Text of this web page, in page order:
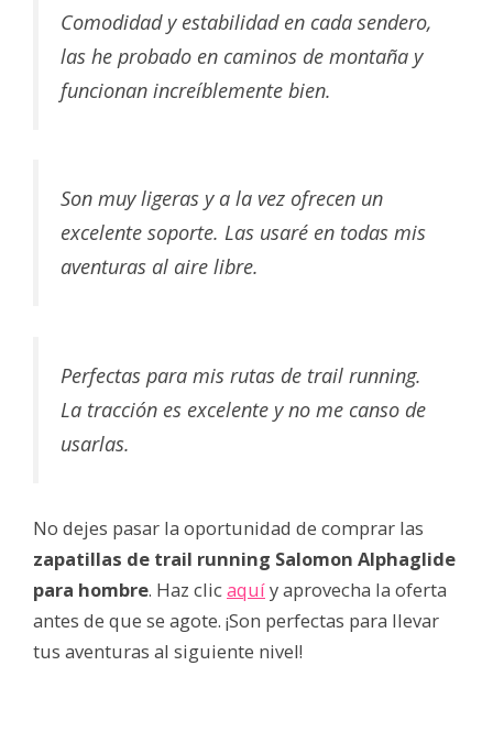
Comodidad y estabilidad en cada sendero,
las he probado en caminos de montaña y
funcionan increíblemente bien.
Son muy ligeras y a la vez ofrecen un
excelente soporte. Las usaré en todas mis
aventuras al aire libre.
Perfectas para mis rutas de trail running.
La tracción es excelente y no me canso de
usarlas.
No dejes pasar la oportunidad de comprar las
zapatillas de trail running Salomon Alphaglide
para hombre. Haz clicaquíy aprovecha la oferta
antes de que se agote. ¡Son perfectas para llevar
tus aventuras al siguiente nivel!